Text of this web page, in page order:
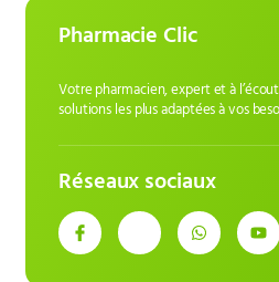
Pharmacie Clic
Votre pharmacien, expert et à
solutions les plus adaptées à vos
Réseaux sociaux